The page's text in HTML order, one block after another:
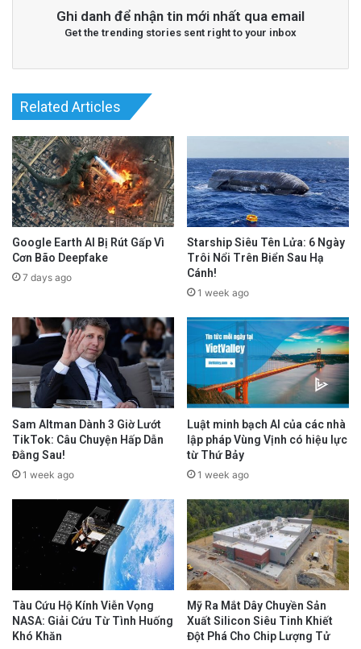
Ghi danh để nhận tin mới nhất qua email
Get the trending stories sent right to your inbox
Related Articles
Google Earth AI Bị Rút Gấp Vì
Cơn Bão Deepfake
7 days ago
Starship Siêu Tên Lửa: 6 Ngày
Trôi Nổi Trên Biển Sau Hạ
Cánh!
1 week ago
Sam Altman Dành 3 Giờ Lướt
TikTok: Câu Chuyện Hấp Dẫn
Đằng Sau!
1 week ago
Luật minh bạch AI của các nhà
lập pháp Vùng Vịnh có hiệu lực
từ Thứ Bảy
1 week ago
Tàu Cứu Hộ Kính Viễn Vọng
NASA: Giải Cứu Từ Tình Huống
Khó Khăn
Mỹ Ra Mắt Dây Chuyền Sản
Xuất Silicon Siêu Tinh Khiết
Đột Phá Cho Chip Lượng Tử